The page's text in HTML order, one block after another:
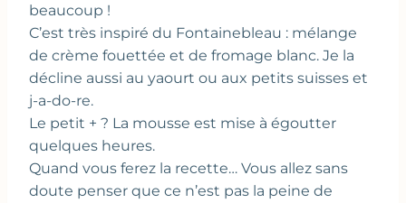
beaucoup !
C’est très inspiré du Fontainebleau : mélange
de crème fouettée et de fromage blanc. Je la
décline aussi au yaourt ou aux petits suisses et
j-a-do-re.
Le petit + ? La mousse est mise à égoutter
quelques heures.
Quand vous ferez la recette… Vous allez sans
doute penser que ce n’est pas la peine de